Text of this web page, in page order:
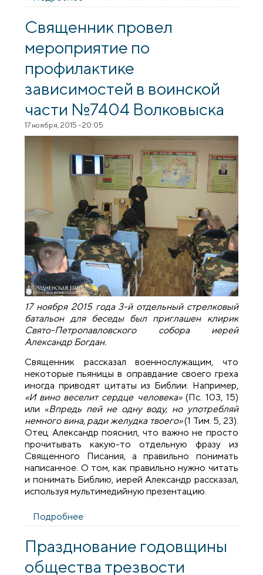
лесопарке Пышки собрал рекордное
Священник провел
мероприятие по
профилактике
зависимостей в воинской
части №7404 Волковыска
17 ноября, 2015 - 20:05
17 ноября 2015 года 3-й отдельный стрелковый
батальон для беседы был приглашен клирик
Свято-Петропавловского собора иерей
Александр Богдан.
Священник рассказал военнослужащим, что
некоторые пьяницы в оправдание своего греха
иногда приводят цитаты из Библии. Например,
«И вино веселит сердце человека»(Пс. 103, 15)
или «Впредь пей не одну воду, но употребляй
немного вина, ради желудка твоего»(1 Тим. 5, 23).
Отец Александр пояснил, что важно не просто
прочитывать какую-то отдельную фразу из
Священного Писания, а правильно понимать
написанное. О том, как правильно нужно читать
и понимать Библию, иерей Александр рассказал,
используя мультимедийную презентацию.
Подробнее
профилактике зависимостей в воинской
Празднование годовщины
общества трезвости